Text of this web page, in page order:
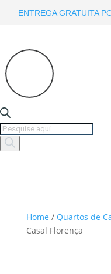
ENTREGA GRATUITA
Products
search
Home / Quartos de
Casal Florença